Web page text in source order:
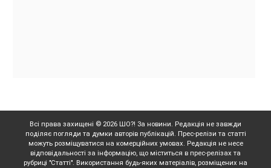
Всі права захищені © 2026 ШО?! За новини. Редакція не завжди
поділяє погляди та думки авторів публікацій. Прес-релізи та статті
можуть розміщуватися на комерційних умовах. Редакція не несе
відповідальності за інформацію, що міститься в прес-релізах та
рубриці "Статті". Використання будь-яких матеріалів, розміщених на